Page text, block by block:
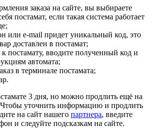
заказа на сайте, вы выбираете
постамат, если такая система работает
или e-mail придет уникальный код, это
доставлен в постамат;
постамату, вводите полученный код и
автомата;
в терминале постамата;
3 дня, но можно продлить ещё на
уточнить информацию и продлить
на сайт нашего партнера, введите
и следуйте подсказкам на сайте.